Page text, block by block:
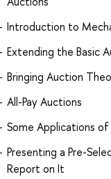
Introduction to
Extending the Basic
Bringing Auction
All-Pay Auctions
Some Applications
Presenting a Pre-
Report on It